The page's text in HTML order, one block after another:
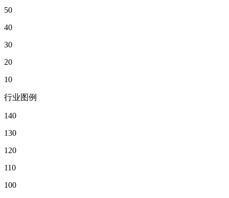
50
40
30
20
10
行业图例
140
130
120
110
100